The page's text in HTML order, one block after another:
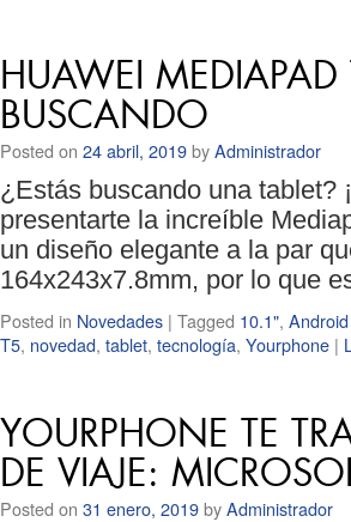
HUAWEI MEDIAPAD
BUSCANDO
Posted on 24 abril, 2019byAdministrador
¿Estás buscando una tablet?
presentarte la increíble
un diseño elegante a la par
164x243x7.8mm, por lo que
Posted in Novedades | Tagged 10.1",
T5, novedad, tablet, tecnología, Yourphone |
YOURPHONE TE
DE VIAJE:
Posted on 31 enero, 2019byAdministrador